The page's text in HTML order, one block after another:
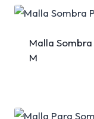
Malla
M